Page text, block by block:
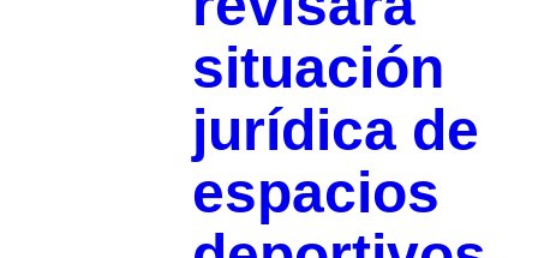
situación
jurídica de
espacios